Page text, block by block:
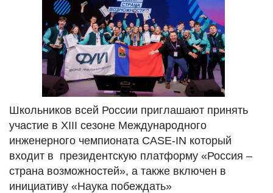
Школьников всей России приглашают принять
участие в XIII сезоне Международного
инженерного чемпионата CASE-IN который
входит в президентскую платформу «Россия –
страна возможностей», а также включен в
инициативу «Наука побеждать»